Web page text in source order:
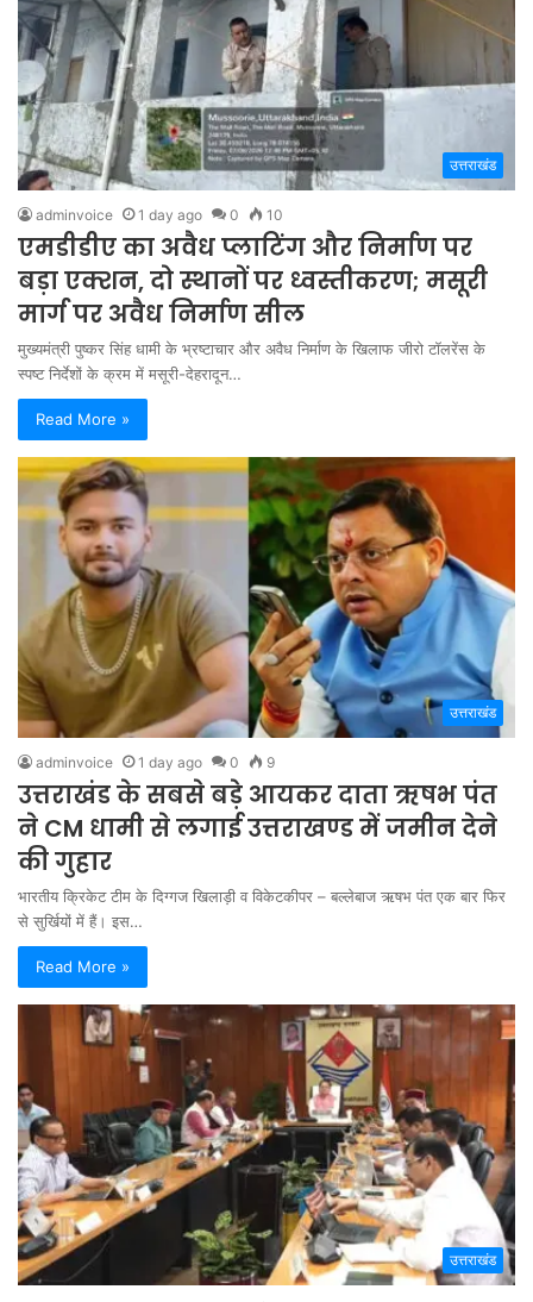
उत्तराखंड
adminvoice 1 day ago 0 10
एमडीडीए का अवैध प्लाटिंग और निर्माण पर
बड़ा एक्शन, दो स्थानों पर ध्वस्तीकरण; मसूरी
मार्ग पर अवैध निर्माण सील
मुख्यमंत्री पुष्कर सिंह धामी के भ्रष्टाचार और अवैध निर्माण के खिलाफ जीरो टॉलरेंस के
स्पष्ट निर्देशों के क्रम में मसूरी-देहरादून…
Read More »
उत्तराखंड
adminvoice 1 day ago 0 9
उत्तराखंड के सबसे बड़े आयकर दाता ऋषभ पंत
ने CM धामी से लगाई उत्तराखण्ड में जमीन देने
की गुहार
भारतीय क्रिकेट टीम के दिग्गज खिलाड़ी व विकेटकीपर – बल्लेबाज ऋषभ पंत एक बार फिर
से सुर्खियों में हैं। इस…
Read More »
उत्तराखंड